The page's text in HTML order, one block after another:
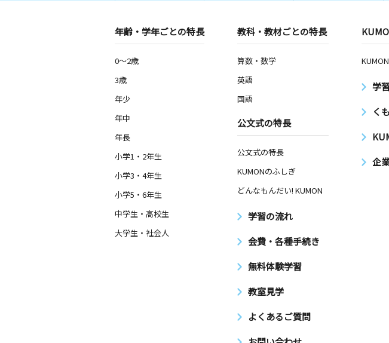
年齢・学年ごとの特長
0～2歳
3歳
年少
年中
年長
小学1・2年生
小学3・4年生
小学5・6年生
中学生・高校生
大学生・社会人
教科・教材ごとの特長
算数・数学
英語
国語
公文式の特長
公文式の特長
KUMONのふしぎ
どんなもんだい! KUMON
学習の流れ
会費・各種手続き
無料体験学習
教室見学
よくあるご質問
学
く
企